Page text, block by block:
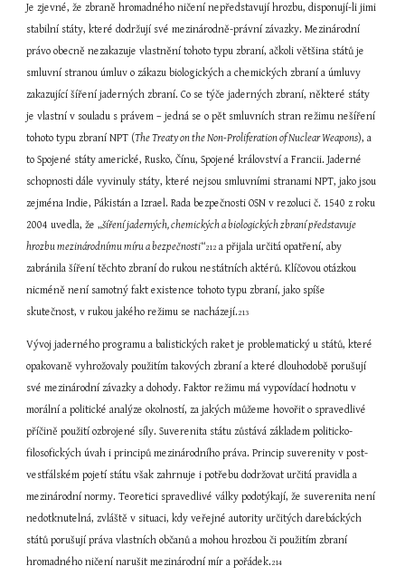
Je zjevné, že zbraně hromadného ničení nepředstavují hrozbu, disponují-li jimi
stabilní státy, které dodržují své mezinárodně-právní závazky. Mezinárodní
právo obecně nezakazuje vlastnění tohoto typu zbraní, ačkoli většina států je
smluvní stranou úmluv o zákazu biologických a chemických zbraní a úmluvy
zakazující šíření jaderných zbraní. Co se týče jaderných zbraní, některé státy
je vlastní v souladu s právem – jedná se o pět smluvních stran režimu nešíření
tohoto typu zbraní NPT (The Treaty on the Non-Proliferation of Nuclear Weapons), a
to Spojené státy americké, Rusko, Čínu, Spojené království a Francii. Jaderné
schopnosti dále vyvinuly státy, které nejsou smluvními stranami NPT, jako jsou
zejména Indie, Pákistán a Izrael. Rada bezpečnosti OSN v rezoluci č. 1540 z roku
2004 uvedla, že „šíření jaderných, chemických a biologických zbraní představuje
hrozbu mezinárodnímu míru a bezpečnosti“212 a přijala určitá opatření, aby
zabránila šíření těchto zbraní do rukou nestátních aktérů. Klíčovou otázkou
nicméně není samotný fakt existence tohoto typu zbraní, jako spíše
skutečnost, v rukou jakého režimu se nacházejí.213
Vývoj jaderného programu a balistických raket je problematický u států, které
opakovaně vyhrožovaly použitím takových zbraní a které dlouhodobě porušují
své mezinárodní závazky a dohody. Faktor režimu má vypovídací hodnotu v
morální a politické analýze okolností, za jakých můžeme hovořit o spravedlivé
příčině použití ozbrojené síly. Suverenita státu zůstává základem politicko-
filosofických úvah i principů mezinárodního práva. Princip suverenity v post-
vestfálském pojetí státu však zahrnuje i potřebu dodržovat určitá pravidla a
mezinárodní normy. Teoretici spravedlivé války podotýkají, že suverenita není
nedotknutelná, zvláště v situaci, kdy veřejné autority určitých darebáckých
států porušují práva vlastních občanů a mohou hrozbou či použitím zbraní
hromadného ničení narušit mezinárodní mír a pořádek.214